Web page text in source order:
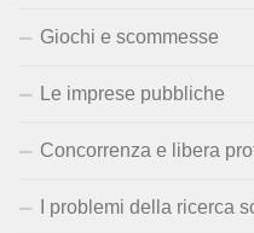
Giochi e scommesse
Le imprese pubbliche
Concorrenza e libera
I problemi della ricerca